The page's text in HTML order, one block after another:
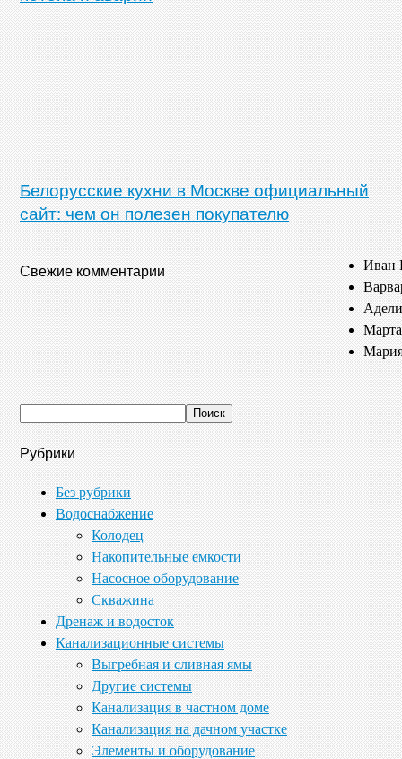
Белорусские кухни в Москве официальный
сайт: чем он полезен покупателю
Свежие комментарии
Иван
Марта
Рубрики
Без рубрики
Водоснабжение
Колодец
Накопительные емкости
Насосное оборудование
Скважина
Дренаж и водосток
Канализационные системы
Выгребная и сливная ямы
Другие системы
Канализация в частном доме
Канализация на дачном участке
Элементы и оборудование